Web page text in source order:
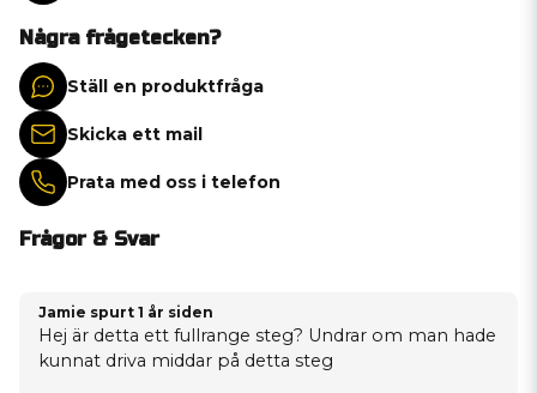
Några frågetecken?
Ställ en produktfråga
Skicka ett mail
Prata med oss i telefon
Frågor & Svar
Jamie spurt 1 år siden
Hej är detta ett fullrange steg? Undrar om man hade
kunnat driva middar på detta steg